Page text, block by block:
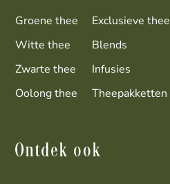
Groene thee
Witte thee
Zwarte thee
Oolong thee
Exclusieve thee
Blends
Infusies
Theepakketten
Ontdek ook